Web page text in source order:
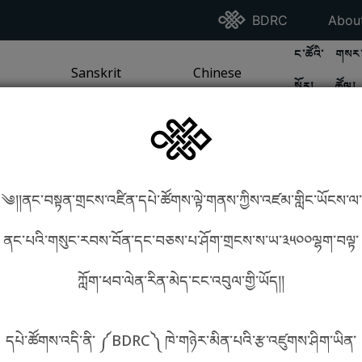
Go To BDRC
BDRC Go
/ SEA TRADITIONPAGE
GO TOSANSKRIT TRADITION
Sanskrit
GO TOCHINESE TRADITION
Chinese
GO TO
ང་ཚོའི་
སྐོར།
GO
ཚོལ།
༄།།ནང་བསྟན་གྲངས་འཛིན་དཔེ་ཚོགས་ལྟེ་གནས་ཀྱིས་འཛམ་གླིང་ཡོངས་ལ་
ནང་པའི་གསུང་རབས་བོན་དང་བཅས་པ་ཤོག་གྲངས་ས་ཡ་༣༥༠༠ལྷག་བལྟ་
ཀློག་ཕབ་ལེན་རིན་མེད་ངང་འབུལ་གྱི་ཡོད།།
དཔེ་ཚོགས་འདི་ནི་ ༼BDRC༽ ཁེ་གཉེར་མིན་པའི་རྩ་འཛུགས་ཤིག་ཡིན་
phonetics! How to find things?